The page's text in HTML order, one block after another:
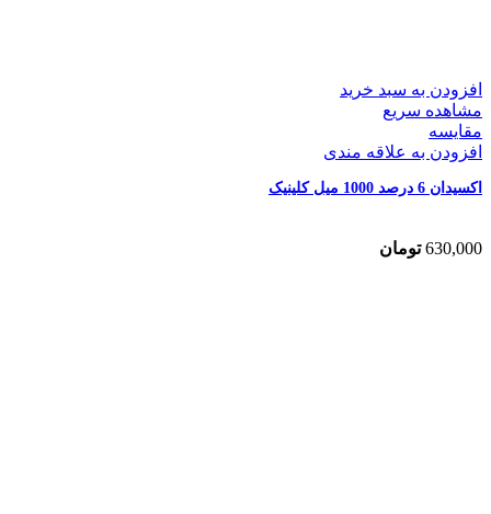
افزودن به سبد خرید
مشاهده سریع
مقایسه
افزودن به علاقه مندی
اکسیدان 6 درصد 1000 میل کلینیک
630,000 تومان